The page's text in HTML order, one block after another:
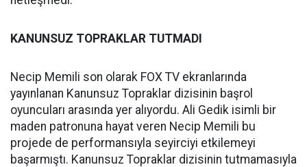
KANUNSUZ TOPRAKLAR TUTMADI
Necip Memili son olarak FOX TV ekranlarında
yayınlanan Kanunsuz Topraklar dizisinin başrol
oyuncuları arasında yer alıyordu. Ali Gedik isimli bir
maden patronuna hayat veren Necip Memili bu
projede de performansıyla seyirciyi etkilemeyi
başarmıştı. Kanunsuz Topraklar dizisinin tutmamasıyla